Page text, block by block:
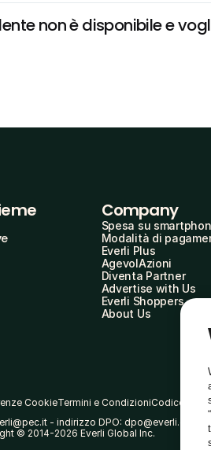
non è disponibile e
Company
Spesa su
Modalità di
Everli Plus
AgevolAzioni
Diventa Partner
Advertise with Us
Everli Shoppers
About Us
CookieTermini e CondizioniCodice Etico
- indirizzo DPO: dpo@everli.com
© 2014-2026 Everli Global Inc.